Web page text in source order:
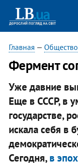
Главная — Общество
Фермент
Уже давние
Еще в СССР, в
государстве,
искала себя в
Сегодня,в